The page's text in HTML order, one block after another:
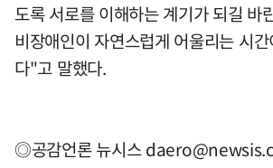
도록 서로를 이해하는 계기가 되길 바
비장애인이 자연스럽게 어울리는 시
다"고 말했다.
◎공감언론 뉴시스